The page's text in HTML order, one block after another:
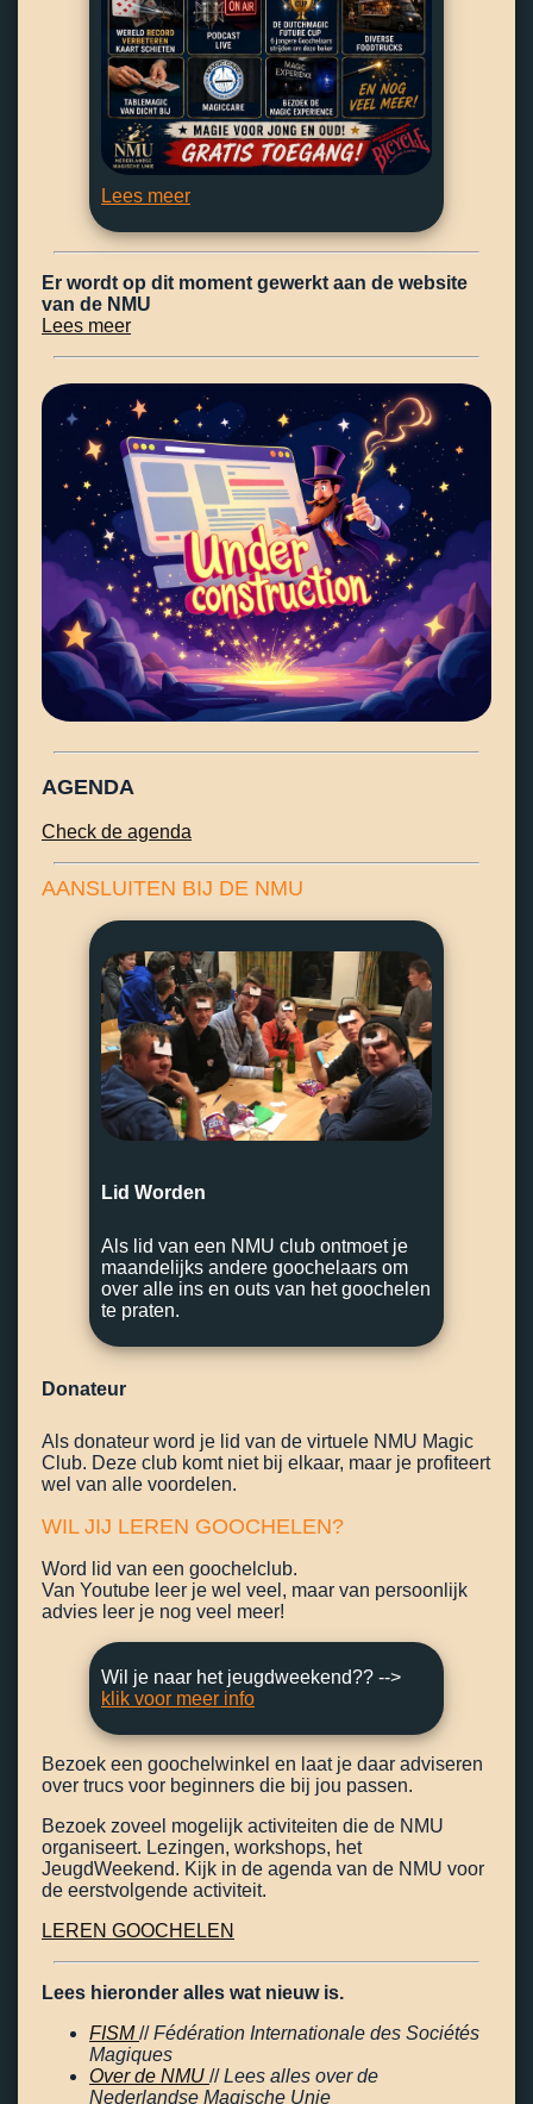
Lees meer
Er wordt op dit moment gewerkt aan de website
van de NMU
Lees meer
AGENDA
Check de agenda
AANSLUITEN BIJ DE NMU
Lid Worden
Als lid van een NMU club ontmoet je
maandelijks andere goochelaars om
over alle ins en outs van het goochelen
te praten.
Donateur
Als donateur word je lid van de virtuele NMU Magic
Club. Deze club komt niet bij elkaar, maar je profiteert
wel van alle voordelen.
WIL JIJ LEREN GOOCHELEN?
Word lid van een goochelclub.
Van Youtube leer je wel veel, maar van persoonlijk
advies leer je nog veel meer!
Wil je naar het jeugdweekend?? -->
klik voor meer info
Bezoek een goochelwinkel en laat je daar adviseren
over trucs voor beginners die bij jou passen.
Bezoek zoveel mogelijk activiteiten die de NMU
organiseert. Lezingen, workshops, het
JeugdWeekend. Kijk in de agenda van de NMU voor
de eerstvolgende activiteit.
LEREN GOOCHELEN
Lees hieronder alles wat nieuw is.
FISM//Fédération Internationale des Sociétés
Magiques
Over de NMU //Lees alles over de
Nederlandse Magische Unie